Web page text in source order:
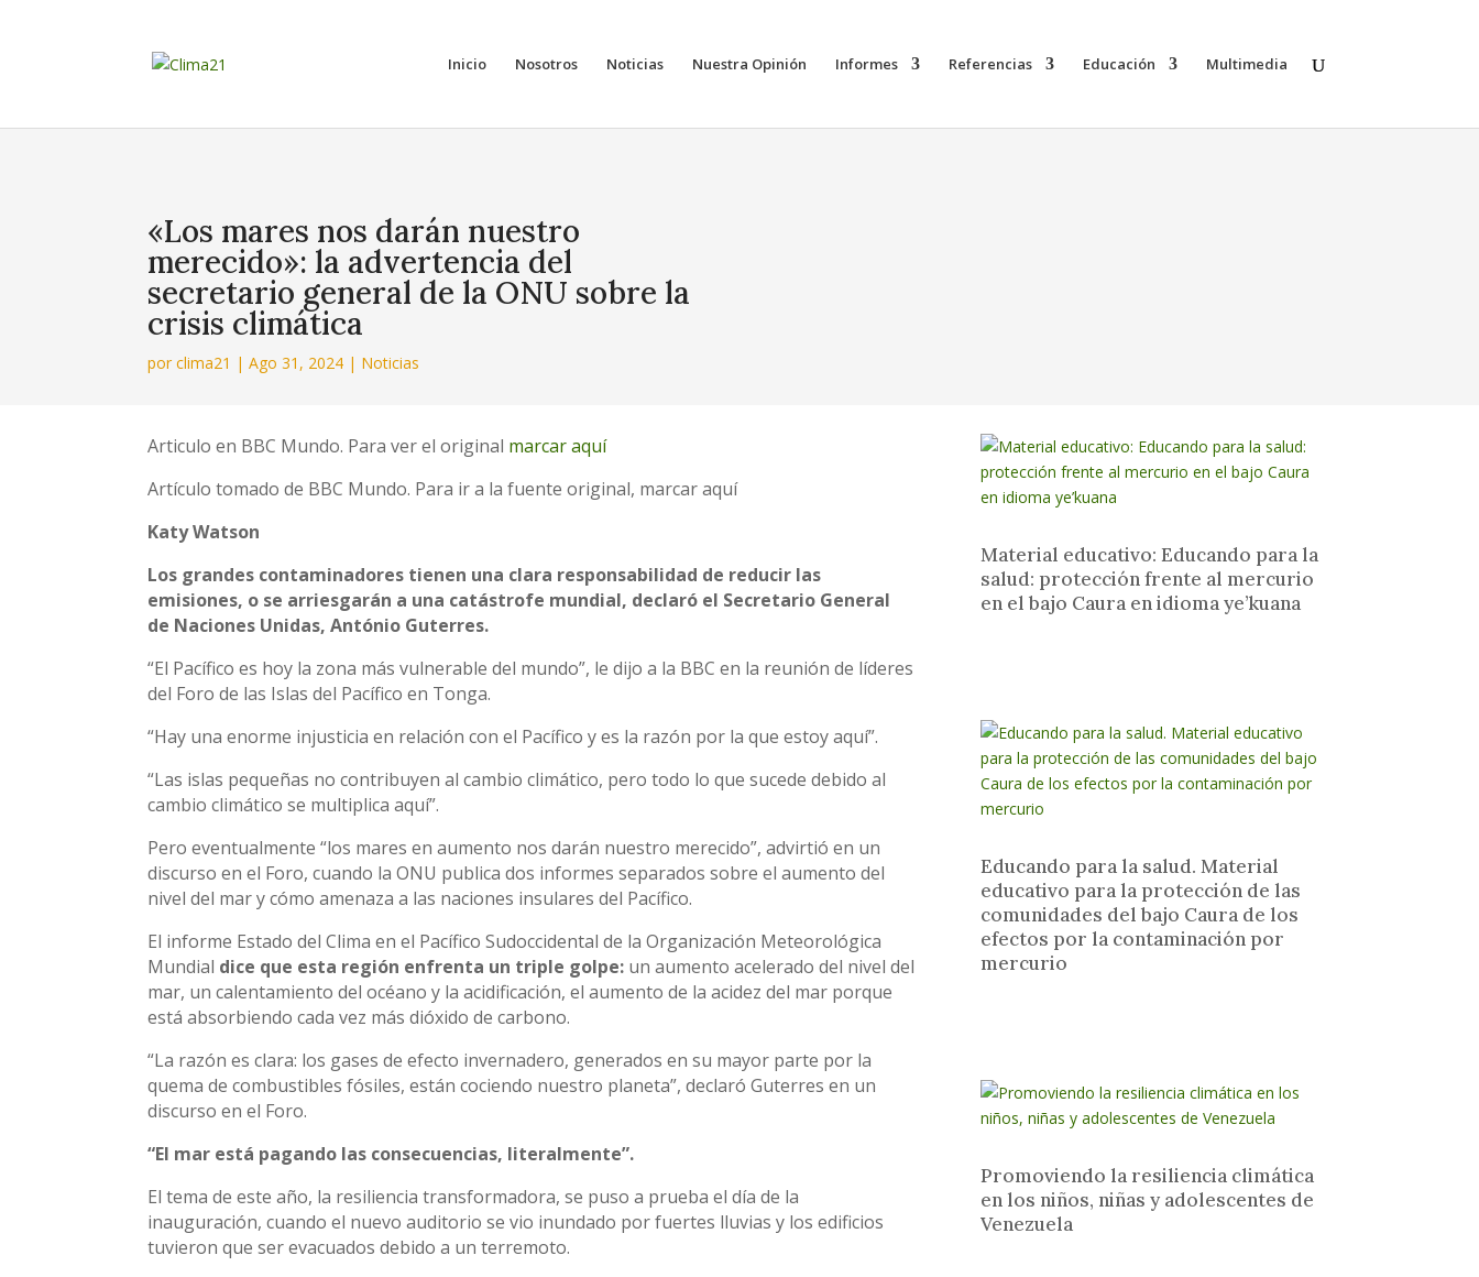
Inicio Nosotros Noticias Nuestra Opinión Informes Referencias Educación Multimedia
«Los mares nos darán nuestro
merecido»: la advertencia del
secretario general de la ONU sobre la
crisis climática
porclima21 |Ago 31, 2024 | Noticias
Articulo en BBC Mundo. Para ver el original marcar aquí
Artículo tomado de BBC Mundo. Para ir a la fuente original, marcar aquí
Katy Watson
Los grandes contaminadores tienen una clara responsabilidad de reducir las
emisiones, o se arriesgarán a una catástrofe mundial, declaró el Secretario General
de Naciones Unidas, António Guterres.
“El Pacífico es hoy la zona más vulnerable del mundo”, le dijo a la BBC en la reunión de líderes
del Foro de las Islas del Pacífico en Tonga.
“Hay una enorme injusticia en relación con el Pacífico y es la razón por la que estoy aquí”.
“Las islas pequeñas no contribuyen al cambio climático, pero todo lo que sucede debido al
cambio climático se multiplica aquí”.
Pero eventualmente “los mares en aumento nos darán nuestro merecido”, advirtió en un
discurso en el Foro, cuando la ONU publica dos informes separados sobre el aumento del
nivel del mar y cómo amenaza a las naciones insulares del Pacífico.
El informe Estado del Clima en el Pacífico Sudoccidental de la Organización Meteorológica
Mundial dice que esta región enfrenta un triple golpe: un aumento acelerado del nivel del
mar, un calentamiento del océano y la acidificación, el aumento de la acidez del mar porque
está absorbiendo cada vez más dióxido de carbono.
“La razón es clara: los gases de efecto invernadero, generados en su mayor parte por la
quema de combustibles fósiles, están cociendo nuestro planeta”, declaró Guterres en un
discurso en el Foro.
“El mar está pagando las consecuencias, literalmente”.
El tema de este año, la resiliencia transformadora, se puso a prueba el día de la
inauguración, cuando el nuevo auditorio se vio inundado por fuertes lluvias y los edificios
tuvieron que ser evacuados debido a un terremoto.
Material educativo: Educando para la
salud: protección frente al mercurio
en el bajo Caura en idioma ye’kuana
Educando para la salud. Material
educativo para la protección de las
comunidades del bajo Caura de los
efectos por la contaminación por
mercurio
Promoviendo la resiliencia climática
en los niños, niñas y adolescentes de
Venezuela